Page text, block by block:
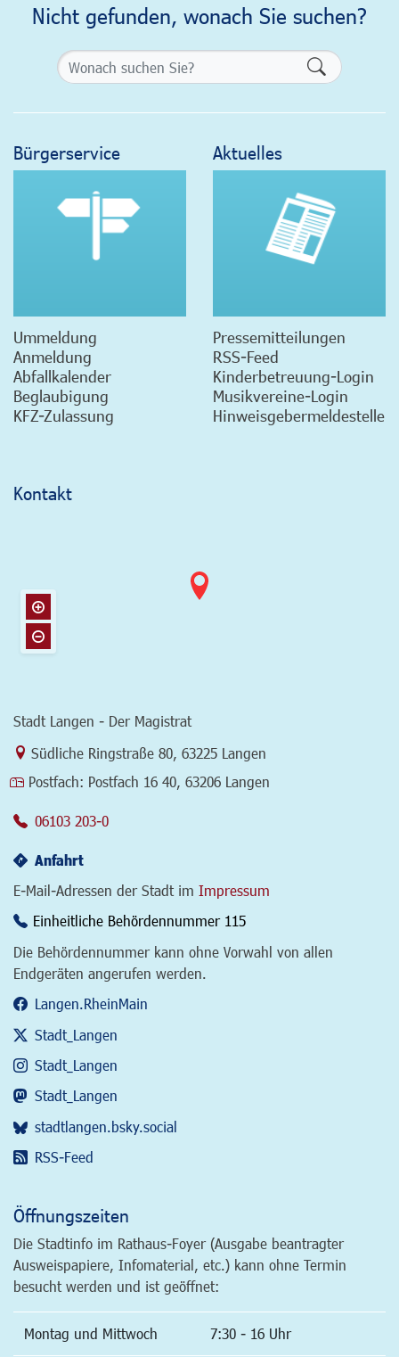
Nicht gefunden, wonach Sie suchen?
Bürgerservice
Ummeldung
Anmeldung
Abfallkalender
Beglaubigung
KFZ-Zulassung
Aktuelles
Pressemitteilungen
RSS-Feed
Kinderbetreuung-Login
Musikvereine-Login
Hinweisgebermeldestelle
Kontakt
Stadt Langen - Der Magistrat
Link zur Google-Maps Navigation
Südliche Ringstraße 80 63225 Langen
Postfach: Postfach 16 40, 63206 Langen
06103 203-0
Anfahrt
E-Mail-Adressen der Stadt im Impressum
Einheitliche Behördennummer 115
Die Behördennummer kann ohne Vorwahl von allen
Endgeräten angerufen werden.
Langen.RheinMain
Stadt_Langen
Stadt_Langen
Stadt_Langen
stadtlangen.bsky.social
RSS-Feed
Öffnungszeiten
Die Stadtinfo im Rathaus-Foyer (Ausgabe beantragter
Ausweispapiere, Infomaterial, etc.) kann ohne Termin
besucht werden und ist geöffnet:
Montag und Mittwoch 7:30 - 16 Uhr